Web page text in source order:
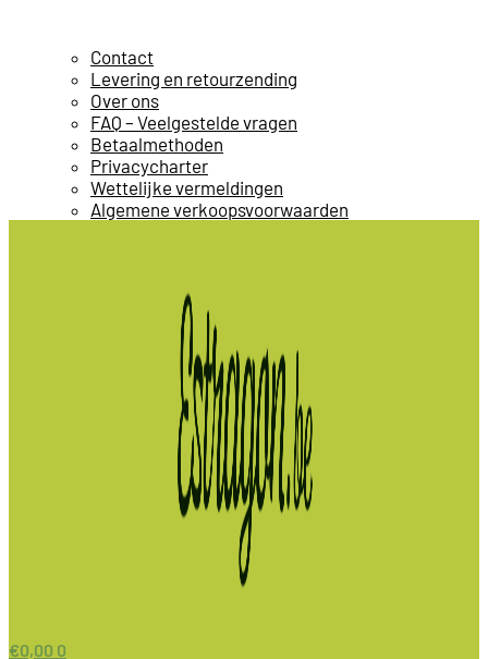
Contact
Levering en retourzending
Over ons
FAQ – Veelgestelde vragen
Betaalmethoden
Privacycharter
Wettelijke vermeldingen
Algemene verkoopsvoorwaarden
€0,00 0